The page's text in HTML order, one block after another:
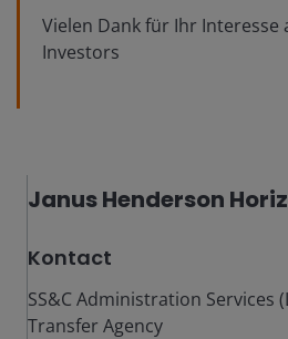
Vielen Dank für Ihr Interesse
Investors
Janus Henderson
Kontact
SS&C Administration Services
Transfer Agency